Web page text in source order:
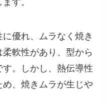
優れ、ムラなく焼き
柔軟性があり、型から
。しかし、熱伝導性
、焼きムラが生じや